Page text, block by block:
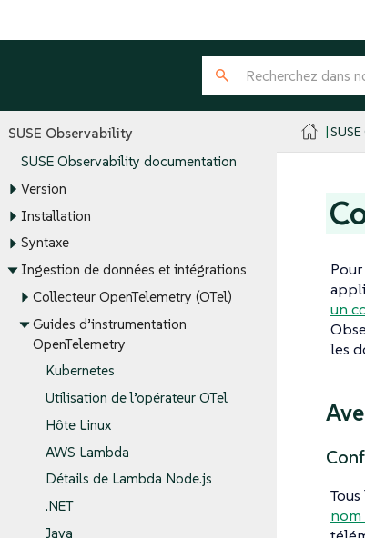
SUSE Observability
SUSE Observability documentation
Version
Installation
Syntaxe
Ingestion de données et intégrations
Collecteur OpenTelemetry (OTel)
Guides d’instrumentation
OpenTelemetry
Kubernetes
Utilisation de l’opérateur OTel
Hôte Linux
AWS Lambda
Détails de Lambda Node.js
.NET
Java
un
les
nom